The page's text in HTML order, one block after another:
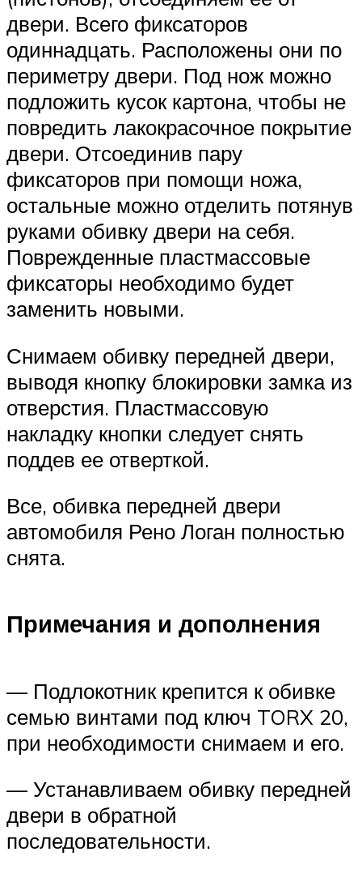
двери. Всего фиксаторов
одиннадцать. Расположены они по
периметру двери. Под нож можно
подложить кусок картона, чтобы не
повредить лакокрасочное покрытие
двери. Отсоединив пару
фиксаторов при помощи ножа,
остальные можно отделить потянув
руками обивку двери на себя.
Поврежденные пластмассовые
фиксаторы необходимо будет
заменить новыми.
Снимаем обивку передней двери,
выводя кнопку блокировки замка из
отверстия. Пластмассовую
накладку кнопки следует снять
поддев ее отверткой.
Все, обивка передней двери
автомобиля Рено Логан полностью
снята.
Примечания и дополнения
— Подлокотник крепится к обивке
семью винтами под ключ TORX 20,
при необходимости снимаем и его.
— Устанавливаем обивку передней
двери в обратной
последовательности.